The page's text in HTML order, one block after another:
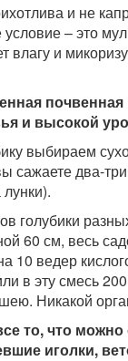
и не
– это
влагу и
и высокой
выбираем
сажаете два-
голубики
60 см, весь
10 ведер
в эту смесь
Никакой
то, что
иголки,